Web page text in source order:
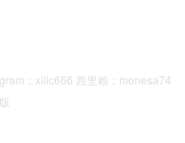
：xilic666 西里賴：monesa74